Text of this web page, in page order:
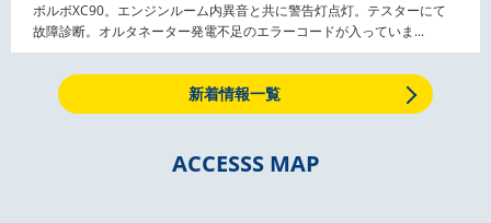
ボルボXC90。エンジンルーム内異音と共に警告灯点灯。テスターにて
故障診断。オルタネーター発電不足のエラーコードが入っていま...
新着情報一覧
ACCESSS MAP